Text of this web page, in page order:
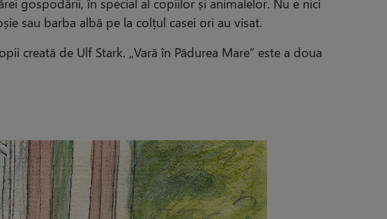
sau barba albă pe la colțul casei ori au visat.
creată de Ulf Stark. „Vară în Pădurea Mare” este a doua